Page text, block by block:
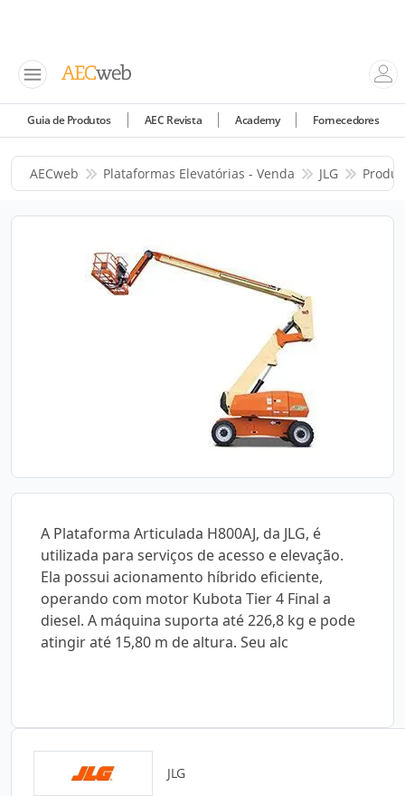
Guia de Produtos AEC Revista Academy Fornecedores
AECweb Plataformas Elevatórias - Venda JLG
A Plataforma Articulada H800AJ, da JLG, é
utilizada para serviços de acesso e elevação.
Ela possui acionamento híbrido eficiente,
operando com motor Kubota Tier 4 Final a
diesel. A máquina suporta até 226,8 kg e pode
atingir até 15,80 m de altura. Seu alc
JLG
Catálogos para Download